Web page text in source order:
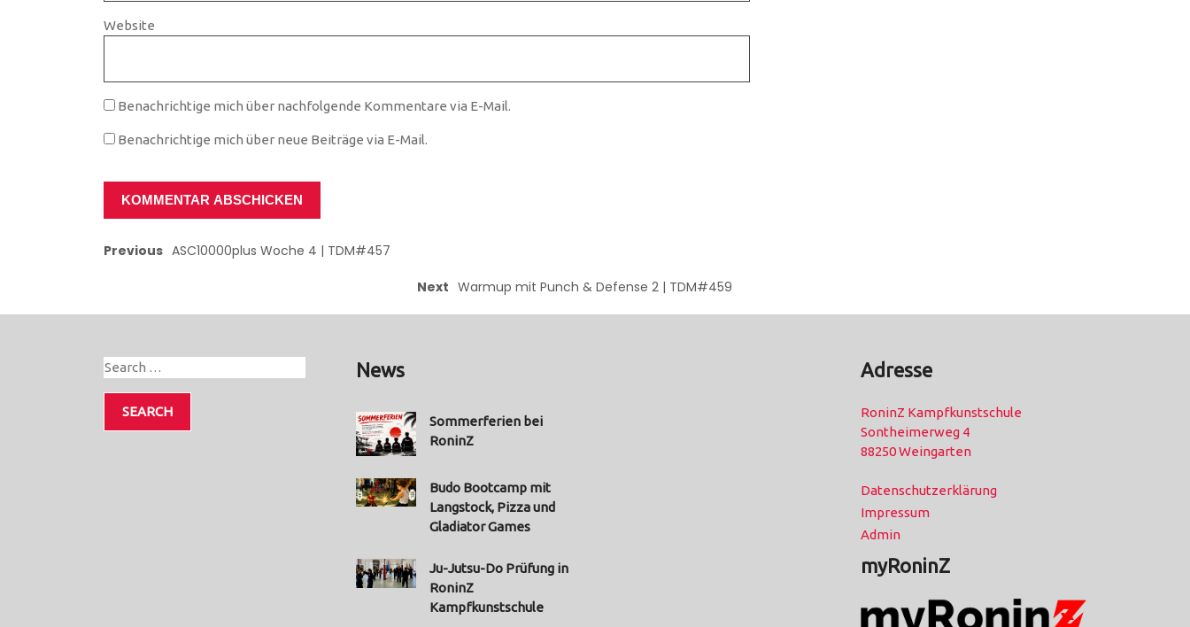
Website
Benachrichtige mich über nachfolgende Kommentare via E-Mail.
Benachrichtige mich über neue Beiträge via E-Mail.
Previous ASC10000plus Woche 4 | TDM#457
Next Warmup mit Punch & Defense 2 | TDM#459
News
Sommerferien bei
RoninZ
Budo Bootcamp mit
Langstock, Pizza und
Gladiator Games
Ju-Jutsu-Do Prüfung in
RoninZ
Kampfkunstschule
Adresse
RoninZ Kampfkunstschule
Sontheimerweg 4
88250 Weingarten
Datenschutzerklärung
Impressum
Admin
myRoninZ